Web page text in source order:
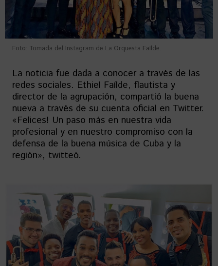
Foto: Tomada del Instagram de La Orquesta Faílde.
La noticia fue dada a conocer a través de las
redes sociales. Ethiel Faílde, flautista y
director de la agrupación, compartió la buena
nueva a través de su cuenta oficial en Twitter.
«Felices! Un paso más en nuestra vida
profesional y en nuestro compromiso con la
defensa de la buena música de Cuba y la
región», twitteó.